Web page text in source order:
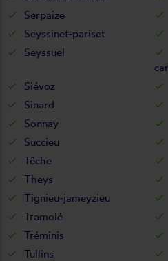
Serpaize
Seyssinet-pariset
Seyssuel
Siévoz
Sinard
Sonnay
Succieu
Têche
Theys
Tignieu-jameyzieu
Tramolé
Tréminis
Tullins